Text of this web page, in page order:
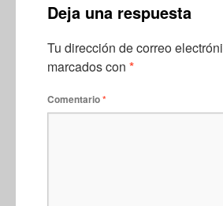
Deja una respuesta
Tu dirección de correo
marcados con *
Comentario*